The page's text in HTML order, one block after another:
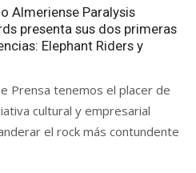
Almeriense Paralysis
presenta sus dos primeras
Elephant Riders y
Prensa tenemos el placer de
cultural y empresarial
el rock más contundente